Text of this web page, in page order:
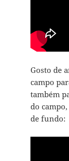
Gosto de
campo
também
do
de fundo: